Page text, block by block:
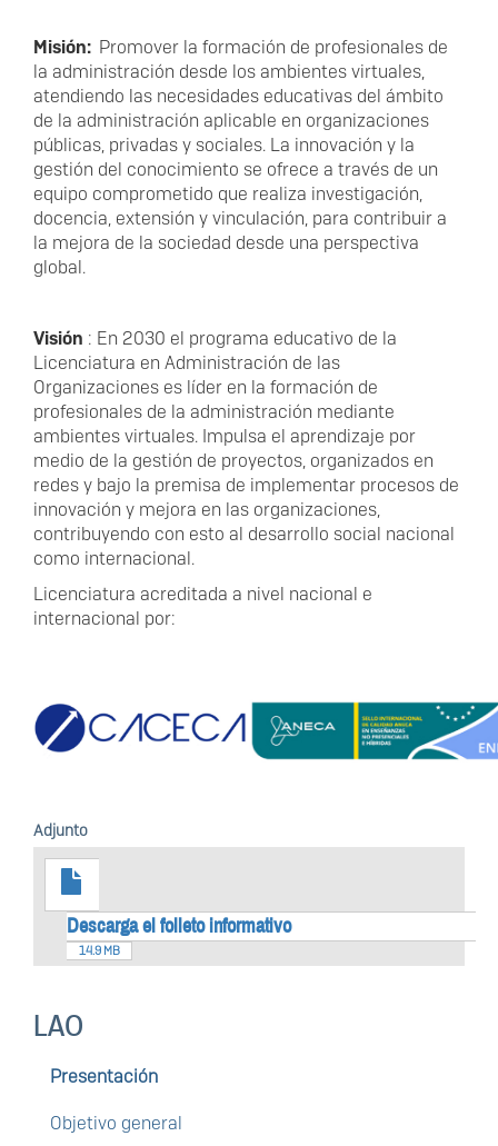
Misión: Promover la formación de profesionales de
la administración desde los ambientes virtuales,
atendiendo las necesidades educativas del ámbito
de la administración aplicable en organizaciones
públicas, privadas y sociales. La innovación y la
gestión del conocimiento se ofrece a través de un
equipo comprometido que realiza investigación,
docencia, extensión y vinculación, para contribuir a
la mejora de la sociedad desde una perspectiva
global.
Visión : En 2030 el programa educativo de la
Licenciatura en Administración de las
Organizaciones es líder en la formación de
profesionales de la administración mediante
ambientes virtuales. Impulsa el aprendizaje por
medio de la gestión de proyectos, organizados en
redes y bajo la premisa de implementar procesos de
innovación y mejora en las organizaciones,
contribuyendo con esto al desarrollo social nacional
como internacional.
Licenciatura acreditada a nivel nacional e
internacional por:
Adjunto
Descarga el folleto informativo
14.9 MB
LAO
Presentación
Objetivo general